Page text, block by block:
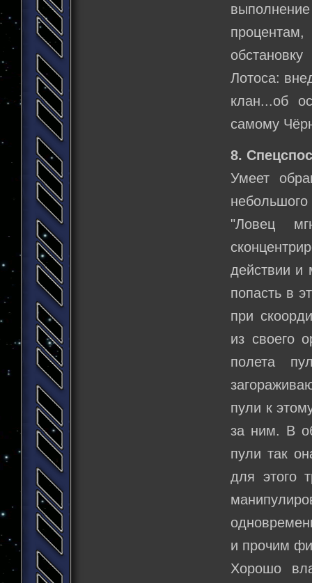
Лотоса:
клан...об
самому
8.
Умеет
"Ловец
действии и
попасть в
при
из своего
полета
пули к
за ним. В
пули так
для этого
и прочим
Хорошо